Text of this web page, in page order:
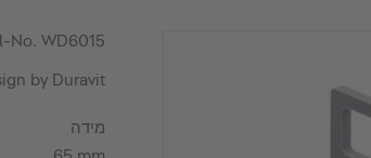
No.WD6015
by Duravit
מידה